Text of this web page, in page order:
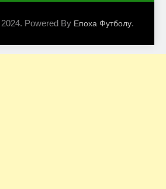
Powered By Епоха Футболу.